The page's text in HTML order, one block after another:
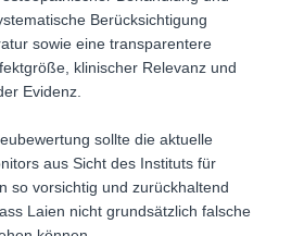
Berücksichtigung
sowie eine transparentere
klinischer Relevanz und
Evidenz.
sollte die aktuelle
aus Sicht des Instituts für
so vorsichtig und zurückhaltend
Laien nicht grundsätzlich falsche